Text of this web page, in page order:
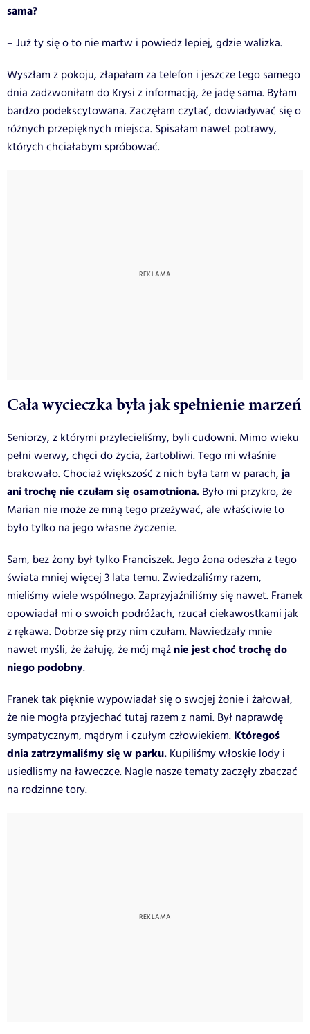
sama?
– Już ty się o to nie martw i powiedz lepiej, gdzie walizka.
Wyszłam z pokoju, złapałam za telefon i jeszcze tego samego
dnia zadzwoniłam do Krysi z informacją, że jadę sama. Byłam
bardzo podekscytowana. Zaczęłam czytać, dowiadywać się o
różnych przepięknych miejsca. Spisałam nawet potrawy,
których chciałabym spróbować.
Cała wycieczka była jak spełnienie marzeń
Seniorzy, z którymi przylecieliśmy, byli cudowni. Mimo wieku
pełni werwy, chęci do życia, żartobliwi. Tego mi właśnie
brakowało. Chociaż większość z nich była tam w parach,ja
ani trochę nie czułam się osamotniona. Było mi przykro, że
Marian nie może ze mną tego przeżywać, ale właściwie to
było tylko na jego własne życzenie.
Sam, bez żony był tylko Franciszek. Jego żona odeszła z tego
świata mniej więcej 3 lata temu. Zwiedzaliśmy razem,
mieliśmy wiele wspólnego. Zaprzyjaźniliśmy się nawet. Franek
opowiadał mi o swoich podróżach, rzucał ciekawostkami jak
z rękawa. Dobrze się przy nim czułam. Nawiedzały mnie
nawet myśli, że żałuję, że mój mąż nie jest choć trochę do
niego podobny.
Franek tak pięknie wypowiadał się o swojej żonie i żałował,
że nie mogła przyjechać tutaj razem z nami. Był naprawdę
sympatycznym, mądrym i czułym człowiekiem. Któregoś
dnia zatrzymaliśmy się w parku. Kupiliśmy włoskie lody i
usiedlismy na ławeczce. Nagle nasze tematy zaczęły zbaczać
na rodzinne tory.